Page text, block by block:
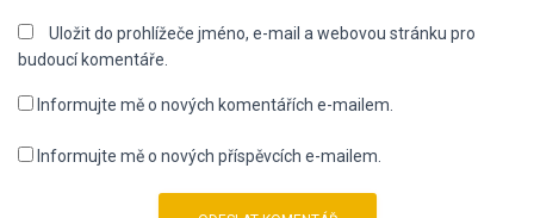
Uložit do prohlížeče jméno, e-mail a webovou stránku pro
budoucí komentáře.
Informujte mě o nových komentářích e-mailem.
Informujte mě o nových příspěvcích e-mailem.